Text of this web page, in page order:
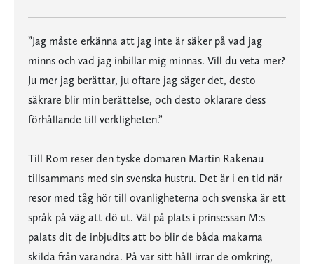
”Jag måste erkänna att jag inte är säker på vad jag
minns och vad jag inbillar mig minnas. Vill du veta mer?
Ju mer jag berättar, ju oftare jag säger det, desto
säkrare blir min berättelse, och desto oklarare dess
förhållande till verkligheten.”
Till Rom reser den tyske domaren Martin Rakenau
tillsammans med sin svenska hustru. Det är i en tid när
resor med tåg hör till ovanligheterna och svenska är ett
språk på väg att dö ut. Väl på plats i prinsessan M:s
palats dit de inbjudits att bo blir de båda makarna
skilda från varandra. På var sitt håll irrar de omkring,